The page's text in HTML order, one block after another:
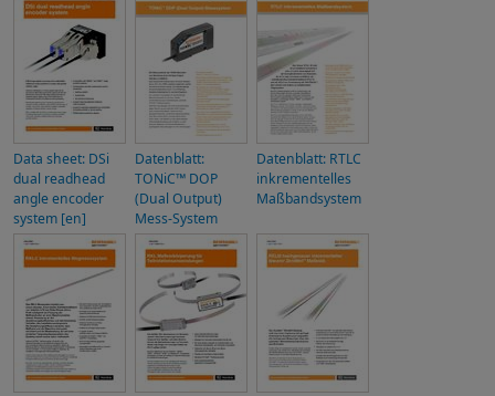
Data sheet: DSi
dual readhead
angle encoder
system [en]
Datenblatt:
TONiC™ DOP
(Dual Output)
Mess-System
Datenblatt: RTLC
inkrementelles
Maßbandsystem